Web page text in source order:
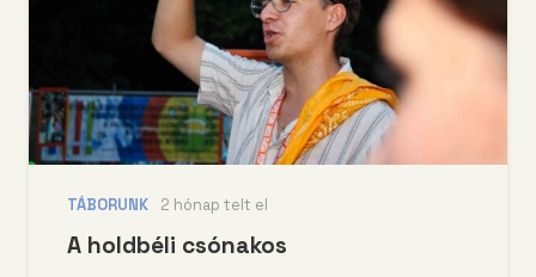
TÁBORUNK 2 hónap telt el
A holdbéli csónakos